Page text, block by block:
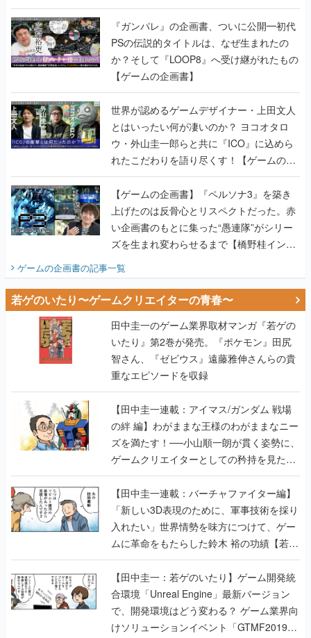
書】
『ガンパレ』の企画書、ついに公開━初代
PSの伝説的タイトルは、なぜ生まれたの
か？そして『LOOP8』へ受け継がれたもの
【ゲームの企画書】
世界が認めるゲームデザイナー・上田文人
とはいったい何が凄いのか？ ヨコオタロ
ウ・外山圭一郎らと共に『ICO』に込めら
れたこだわりを語り尽くす！【ゲームの企
画書】
【ゲームの企画書】『ペルソナ3』を築き
上げたのは反骨心とリスペクトだった。赤
い企画書のもとに集った“愚連隊”がシリー
ズを生まれ変わらせるまで【橋野桂インタ
ビュー】
ゲームの企画書の記事一覧
若ゲのいたり〜ゲームクリエイターの青春〜
田中圭一のゲーム業界取材マンガ『若ゲの
いたり』第2巻が発売。『ポケモン』田尻
智さん、『ゼビウス』遠藤雅伸さんらの貴
重なエピソードを収録
【田中圭一連載：アイマス/ガンダム 戦場
の絆 編】わがままな王様のわがままなニー
ズを満たす！──小山順一朗が貫く姿勢に、
ゲームクリエイターとしての矜持を見た
【若ゲのいたり最終回】
【田中圭一連載：バーチャファイター編】
「新しい3D表現のために、軍事技術を採り
入れたい」世界情勢を味方につけて、ゲー
ムに革命をもたらした鈴木 裕の功績【若ゲ
のいたり】
【田中圭一：若ゲのいたり】ゲーム開発統
合環境「Unreal Engine」最新バージョン
で、開発環境はどう変わる？ ゲーム業界向
けソリューションイベント「GTMF2019」